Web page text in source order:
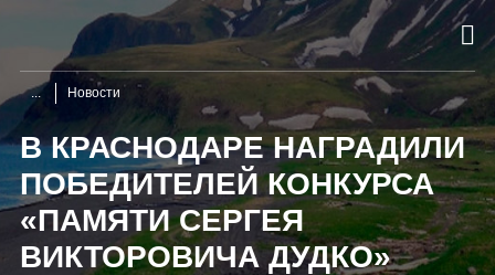
Новости
В КРАСНОДАРЕ НАГРАДИЛИ
ПОБЕДИТЕЛЕЙ КОНКУРСА
«ПАМЯТИ СЕРГЕЯ
ВИКТОРОВИЧА ДУДКО»